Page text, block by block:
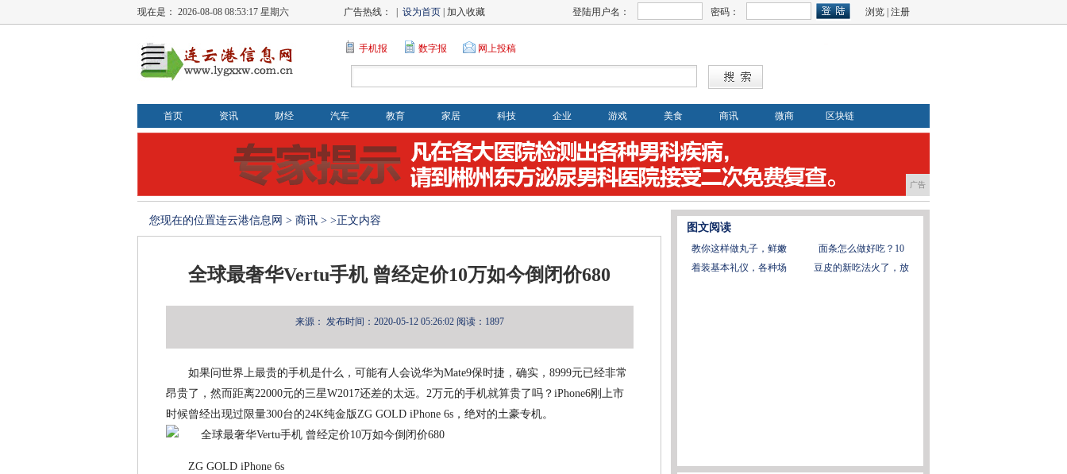
现在是： 2026-08-08 08:53:17 星期六 广告热线： | 设为首页 | 加入收藏 登陆用户名： 密码： 浏览 注册
手机报 数字报 网上投稿
首页 资讯 财经 汽车 教育 家居 科技 企业 游戏 美食 商讯 微商 区块链
广告
您现在的位置连云港信息网 > 商讯 > >正文内容
全球最奢华Vertu手机 曾经定价10万如今倒闭价680
来源： 发布时间：2020-05-12 05:26:02 阅读：1897
如果问世界上最贵的手机是什么，可能有人会说华为Mate9保时捷，确实，8999元已经非常
昂贵了，然而距离22000元的三星W2017还差的太远。2万元的手机就算贵了吗？iPhone6刚上市
时候曾经出现过限量300台的24K纯金版ZG GOLD iPhone 6s，绝对的土豪专机。
ZG GOLD iPhone 6s
图文阅读
教你这样做丸子，鲜嫩
面条怎么做好吃？10
着装基本礼仪，各种场
豆皮的新吃法火了，放